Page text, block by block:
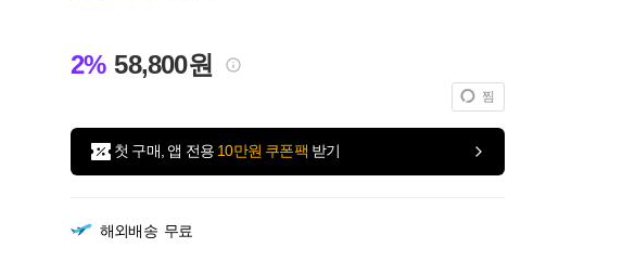
2% 58,800원
찜
첫 구매, 앱 전용 10만원 쿠폰팩 받기
해외배송 무료